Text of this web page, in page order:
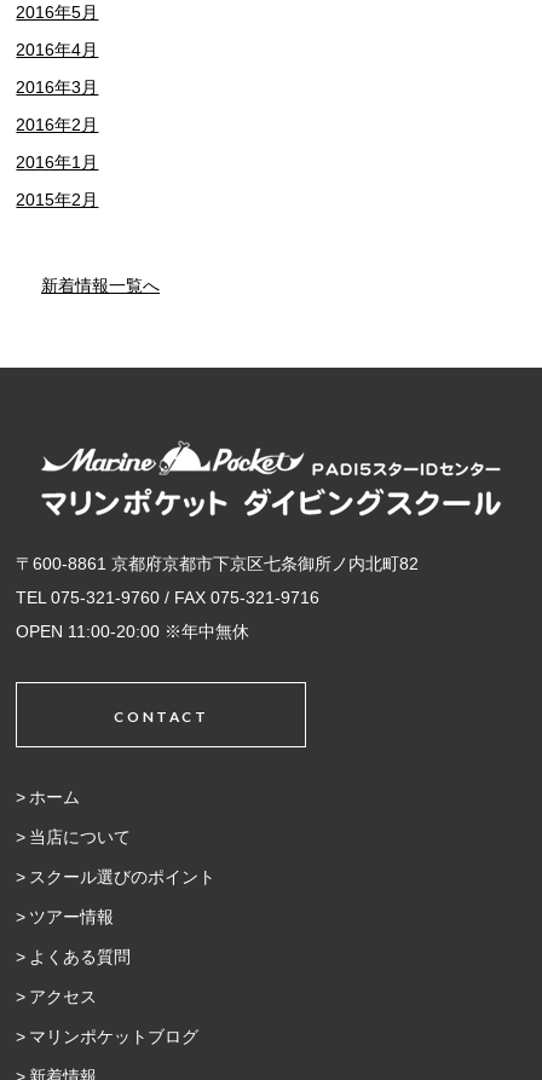
2016年5月
2016年4月
2016年3月
2016年2月
2016年1月
2015年2月
新着情報一覧へ
〒600-8861 京都府京都市下京区七条御所ノ内北町82
TEL 075-321-9760 / FAX 075-321-9716
OPEN 11:00-20:00 ※年中無休
CONTACT
ホーム
当店について
スクール選びのポイント
ツアー情報
よくある質問
アクセス
マリンポケットブログ
新着情報